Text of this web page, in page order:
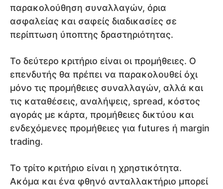
παρακολούθηση συναλλαγών, όρια
ασφαλείας και σαφείς διαδικασίες σε
περίπτωση ύποπτης δραστηριότητας.
Το δεύτερο κριτήριο είναι οι προμήθειες. Ο
επενδυτής θα πρέπει να παρακολουθεί όχι
μόνο τις προμήθειες συναλλαγών, αλλά και
τις καταθέσεις, αναλήψεις, spread, κόστος
αγοράς με κάρτα, προμήθειες δικτύου και
ενδεχόμενες προμήθειες για futures ή margin
trading.
Το τρίτο κριτήριο είναι η χρηστικότητα.
Ακόμα και ένα φθηνό ανταλλακτήριο μπορεί